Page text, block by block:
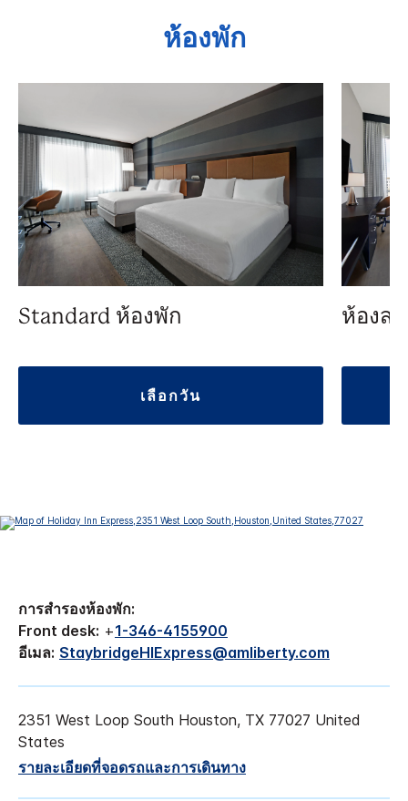
ห้องพัก
Standard ห้องพัก
เลือกวัน
ห้องส
การสำรองห้องพัก:
Front desk: +1-346-4155900
อีเมล: StaybridgeHIExpress@amliberty.com
2351 West Loop South Houston, TX 77027 United
States
รายละเอียดที่จอดรถและการเดินทาง